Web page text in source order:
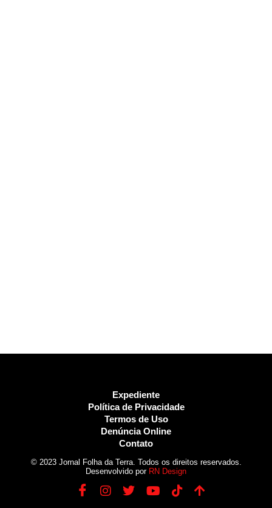
Expediente
Política de Privacidade
Termos de Uso
Denúncia Online
Contato
© 2023 Jornal Folha da Terra. Todos os direitos reservados.
Desenvolvido por RN Design